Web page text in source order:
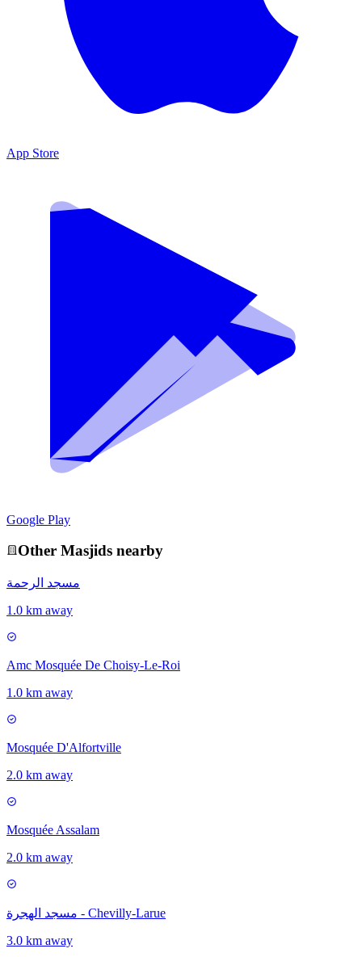
App Store
Google Play
Other Masjids nearby
مسجد الرحمة
1.0 km away
Amc Mosquée De Choisy-Le-Roi
1.0 km away
Mosquée D'Alfortville
2.0 km away
Mosquée Assalam
2.0 km away
مسجد الهجرة - Chevilly-Larue
3.0 km away